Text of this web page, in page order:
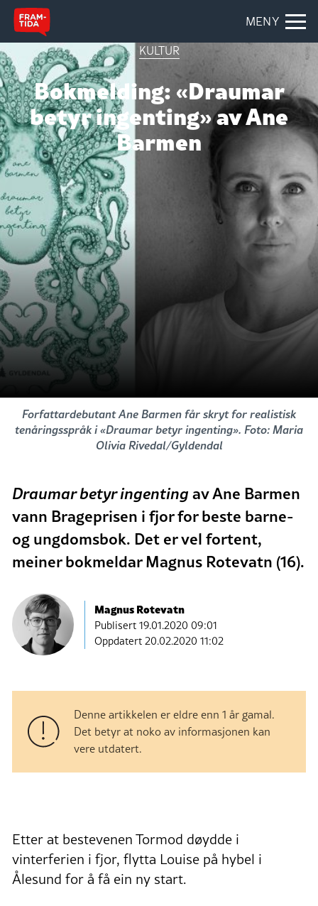
MENY
KULTUR
Bokmelding: «Draumar
betyr ingenting» av Ane
Barmen
Forfattardebutant Ane Barmen får skryt for realistisk
tenåringsspråk i «Draumar betyr ingenting». Foto: Maria
Olivia Rivedal/Gyldendal
Draumar betyr ingentingav Ane Barmen
vann Brageprisen i fjor for beste barne-
og ungdomsbok. Det er vel fortent,
meiner bokmeldar Magnus Rotevatn (16).
Magnus Rotevatn
Publisert19.01.2020 09:01
Oppdatert 20.02.2020 11:02
Denne artikkelen er eldre enn 1 år gamal.
Det betyr at noko av informasjonen kan
vere utdatert.
Etter at bestevenen Tormod døydde i
vinterferien i fjor, flytta Louise på hybel i
Ålesund for å få ein ny start.